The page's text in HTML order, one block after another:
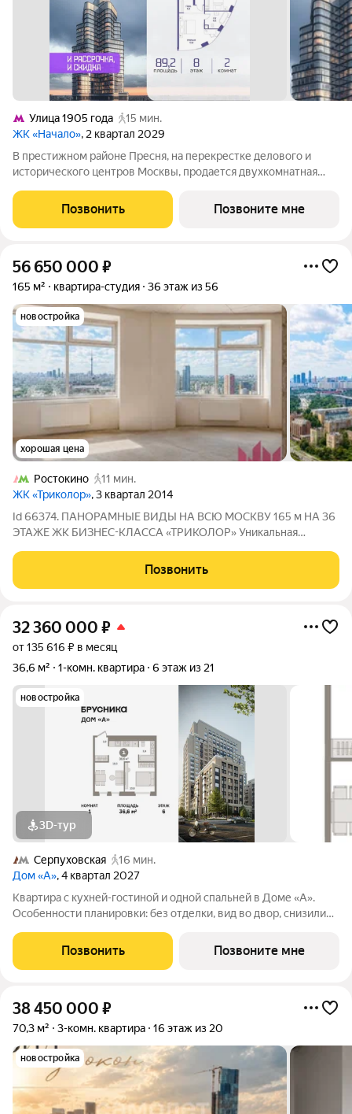
Улица 1905 года
15 мин.
ЖК «Начало», 2 квартал 2029
В престижном районе Пресня, на перекрестке делового и
исторического центров Москвы, продается двухкомнатная
находится на 8 этаже 24-этажного дома, в новом элитном
жилом комплексе «Начало» от
Позвонить Позвоните мне
56 650 000 ₽
165 м² квартира-студия 36 этаж из 56
новостройка
хорошая цена
Ростокино
11 мин.
ЖК «Триколор», 3 квартал 2014
Id 66374. ПАНОРАМНЫЕ ВИДЫ НА ВСЮ МОСКВУ 165 м НА 36
ЭТАЖЕ ЖК БИЗНЕС-КЛАССА «ТРИКОЛОР» Уникальная
из лучших корпусов жилого комплекса бизнес-класса
«Триколор». Расположена на 36-м этаже
Позвонить
32 360 000 ₽
от 135 616 ₽ в месяц
36,6 м²
1-комн. квартира 6 этаж из 21
новостройка
3D-тур
Серпуховская
16 мин.
Дом «А», 4 квартал 2027
Квартира с кухней-гостиной и одной спальней в Доме «А».
Особенности планировки: без отделки, вид во двор, снизили
застройщика Брусника располагается на границе с ЦАО, рядом
с метро Павелецкая. В
Позвонить Позвоните мне
38 450 000 ₽
70,3 м² 3-комн. квартира 16 этаж из 20
новостройка